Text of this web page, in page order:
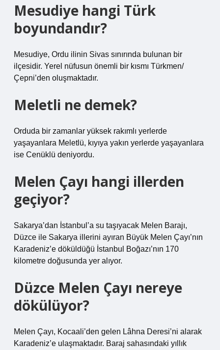
Mesudiye hangi Türk
boyundandır?
Mesudiye, Ordu ilinin Sivas sınırında bulunan bir
ilçesidir. Yerel nüfusun önemli bir kısmı Türkmen/
Çepni’den oluşmaktadır.
Meletli ne demek?
Orduda bir zamanlar yüksek rakımlı yerlerde
yaşayanlara Meletlü, kıyıya yakın yerlerde yaşayanlara
ise Cenüklü deniyordu.
Melen Çayı hangi illerden
geçiyor?
Sakarya’dan İstanbul’a su taşıyacak Melen Barajı,
Düzce ile Sakarya illerini ayıran Büyük Melen Çayı’nın
Karadeniz’e döküldüğü İstanbul Boğazı’nın 170
kilometre doğusunda yer alıyor.
Düzce Melen Çayı nereye
dökülüyor?
Melen Çayı, Kocaali’den gelen Lâhna Deresi’ni alarak
Karadeniz’e ulaşmaktadır. Baraj sahasındaki yıllık